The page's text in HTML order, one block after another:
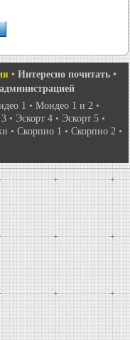
• Интересно почитать •
1 • Мондео 1 и 2 •
• Эскорт 4 • Эскорт 5 •
• Скорпио 1 • Скорпио 2 •